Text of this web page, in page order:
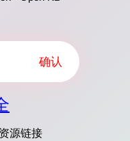
确认
源链接